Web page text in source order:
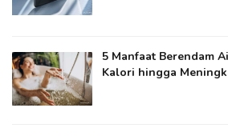
5 Manfaat Berendam
Kalori hingga